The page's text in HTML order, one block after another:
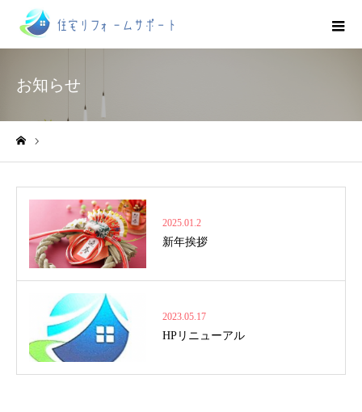
お知らせ
2025.01.2
新年挨拶
2023.05.17
HPリニューアル